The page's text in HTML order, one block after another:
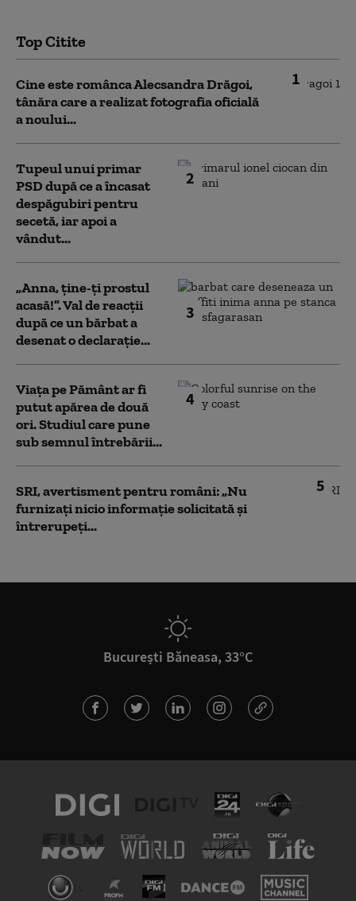
Top Citite
1
Cine este românca Alecsandra Drăgoi,
tânăra care a realizat fotografia oficială
a noului...
2
Tupeul unui primar
PSD după ce a încasat
despăgubiri pentru
secetă, iar apoi a
vândut...
3
„Anna, ţine-ţi prostul
acasă!”. Val de reacții
după ce un bărbat a
desenat o declarație...
4
Viața pe Pământ ar fi
putut apărea de două
ori. Studiul care pune
sub semnul întrebării...
5
SRI, avertisment pentru români: „Nu
furnizați nicio informație solicitată și
întrerupeți...
București Băneasa, 33°C